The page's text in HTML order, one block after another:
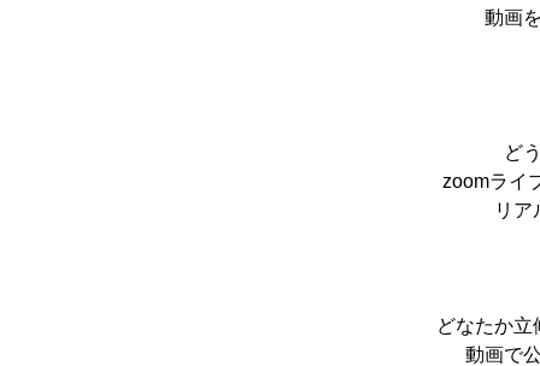
動画
ど
zoomライ
リア
どなたか立
動画で